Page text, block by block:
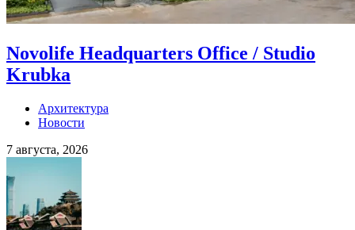
Novolife Headquarters Office / Studio
Krubka
Архитектура
Новости
7 августа, 2026